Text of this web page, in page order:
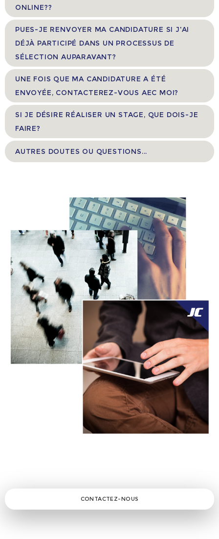
ONLINE??
PUES-JE RENVOYER MA CANDIDATURE SI J'AI
DÉJÀ PARTICIPÉ DANS UN PROCESSUS DE
SÉLECTION AUPARAVANT?
UNE FOIS QUE MA CANDIDATURE A ÉTÉ
ENVOYÉE, CONTACTEREZ-VOUS AEC MOI?
SI JE DÉSIRE RÉALISER UN STAGE, QUE DOIS-JE
FAIRE?
AUTRES DOUTES OU QUESTIONS...
CONTACTEZ-NOUS